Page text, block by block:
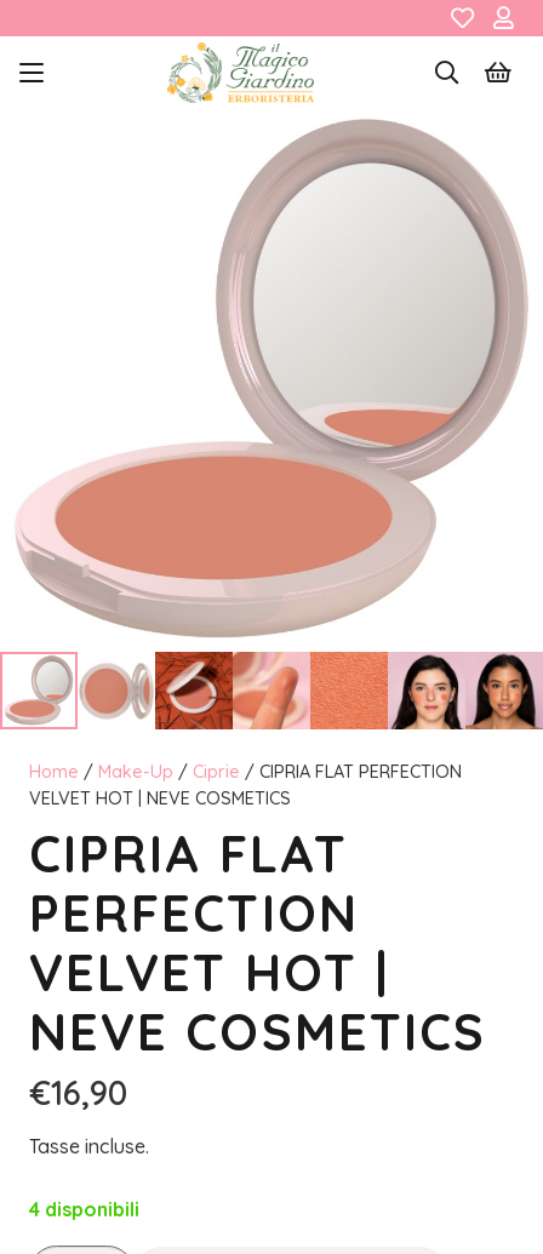
Home / Make-Up / Ciprie / CIPRIA FLAT PERFECTION
VELVET HOT | NEVE COSMETICS
CIPRIA FLAT
PERFECTION
VELVET HOT |
NEVE COSMETICS
€16,90
Tasse incluse.
4 disponibili